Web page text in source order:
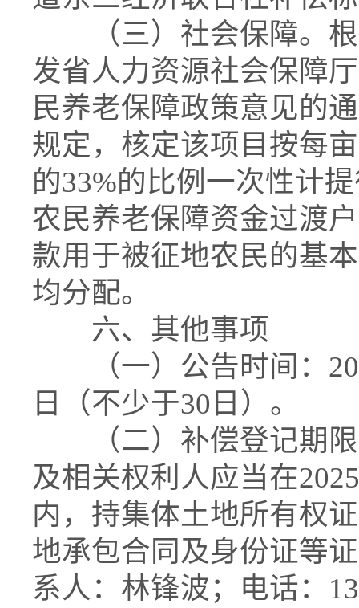
（三）社会保障。根
发省人力资源社会保障
民养老保障政策意见的
规定，核定该项目按每
的33%的比例一次性计
农民养老保障资金过渡
款用于被征地农民的基
均分配。
六、其他事项
（一）公告时间：
日（不少于30日）。
（二）补偿登记期限
及相关权利人应当在
内，持集体土地所有权
地承包合同及身份证等
系人：林锋波；电话：